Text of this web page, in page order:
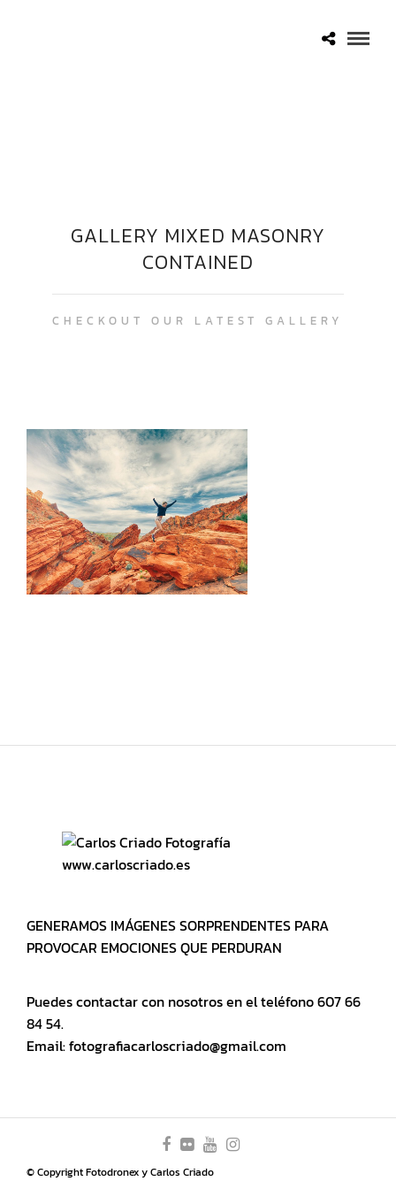
GALLERY MIXED MASONRY
CONTAINED
CHECKOUT OUR LATEST GALLERY
www.carloscriado.es
GENERAMOS IMÁGENES SORPRENDENTES PARA
PROVOCAR EMOCIONES QUE PERDURAN
Puedes contactar con nosotros en el teléfono 607 66
84 54.
Email: fotografiacarloscriado@gmail.com
© Copyright Fotodronex y Carlos Criado